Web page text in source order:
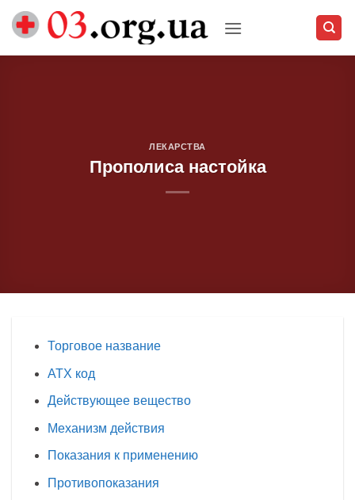
Skip
ЛЕКАРСТВА
Прополиса настойка
Торговое название
АТХ код
Действующее вещество
Механизм действия
Показания к применению
Противопоказания